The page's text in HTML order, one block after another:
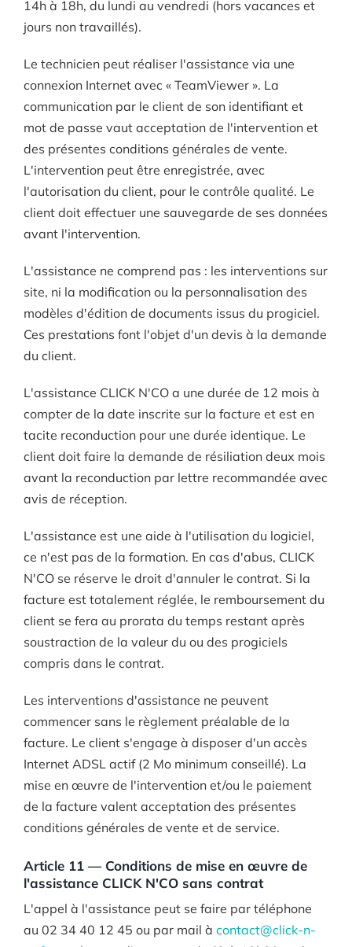
14h à 18h, du lundi au vendredi (hors vacances et
jours non travaillés).
Le technicien peut réaliser l'assistance via une
connexion Internet avec « TeamViewer ». La
communication par le client de son identifiant et
mot de passe vaut acceptation de l'intervention et
des présentes conditions générales de vente.
L'intervention peut être enregistrée, avec
l'autorisation du client, pour le contrôle qualité. Le
client doit effectuer une sauvegarde de ses données
avant l'intervention.
L'assistance ne comprend pas : les interventions sur
site, ni la modification ou la personnalisation des
modèles d'édition de documents issus du progiciel.
Ces prestations font l'objet d'un devis à la demande
du client.
L'assistance CLICK N'CO a une durée de 12 mois à
compter de la date inscrite sur la facture et est en
tacite reconduction pour une durée identique. Le
client doit faire la demande de résiliation deux mois
avant la reconduction par lettre recommandée avec
avis de réception.
L'assistance est une aide à l'utilisation du logiciel,
ce n'est pas de la formation. En cas d'abus, CLICK
N'CO se réserve le droit d'annuler le contrat. Si la
facture est totalement réglée, le remboursement du
client se fera au prorata du temps restant après
soustraction de la valeur du ou des progiciels
compris dans le contrat.
Les interventions d'assistance ne peuvent
commencer sans le règlement préalable de la
facture. Le client s'engage à disposer d'un accès
Internet ADSL actif (2 Mo minimum conseillé). La
mise en œuvre de l'intervention et/ou le paiement
de la facture valent acceptation des présentes
conditions générales de vente et de service.
Article 11 — Conditions de mise en œuvre de
l'assistance CLICK N'CO sans contrat
L'appel à l'assistance peut se faire par téléphone
au 02 34 40 12 45 ou par mail à contact@click-n-